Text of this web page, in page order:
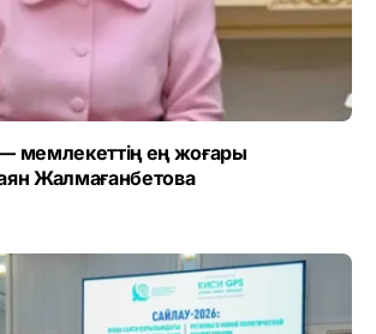
мемлекеттің ең жоғары
Жалмағанбетова